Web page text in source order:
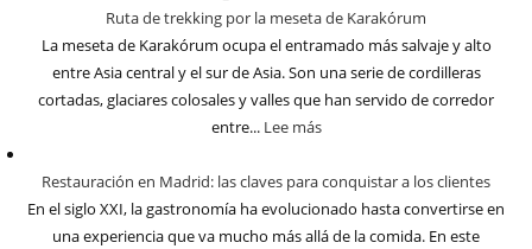
Ruta de trekking por la meseta de Karakórum
La meseta de Karakórum ocupa el entramado más salvaje y alto
entre Asia central y el sur de Asia. Son una serie de cordilleras
cortadas, glaciares colosales y valles que han servido de corredor
entre... Lee más
Restauración en Madrid: las claves para conquistar a los clientes
En el siglo XXI, la gastronomía ha evolucionado hasta convertirse en
una experiencia que va mucho más allá de la comida. En este